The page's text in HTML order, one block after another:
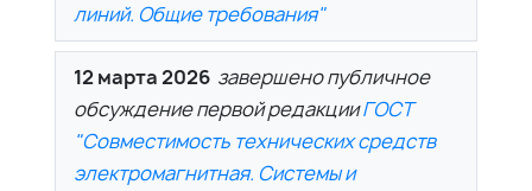
линий. Общие требования"
12 марта 2026 завершено публичное
обсуждение первой редакцииГОСТ
"Совместимость технических средств
электромагнитная. Системы и